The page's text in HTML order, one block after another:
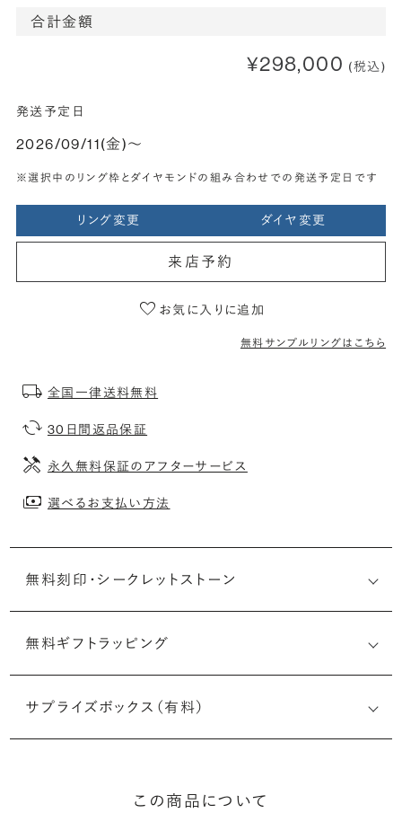
合計金額
¥298,000 (税込)
発送予定日
2026/09/11(金)〜
※選択中のリング枠とダイヤモンドの組み合わせでの発送予定日です
リング変更 ダイヤ変更
来店予約
お気に入りに追加
無料サンプルリングはこちら
全国一律送料無料
30日間返品保証
永久無料保証のアフターサービス
選べるお支払い方法
無料刻印・ シークレットストーン
刻印メッセージ：アルファベット6文字まで刻印可能
印することができます。注文前だけでなく購入後の刻印も、
リングに初めて施す初回の刻印は、無料にて承ります（デザ
細は「商品仕様」欄をご確認ください）。
無料ギフトラッピング
サプライズボックス（有料）
この商品について